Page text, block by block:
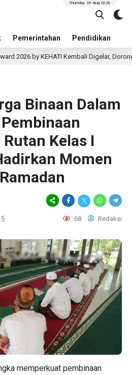
Pemerintahan Pendidikan
Thursday, 06 Aug 2026
KEHATI Kembali Digelar, Dorong ESG
Binaan Dalam
Kelas I
Momen
68 Redaksi
memperkuat pembinaan